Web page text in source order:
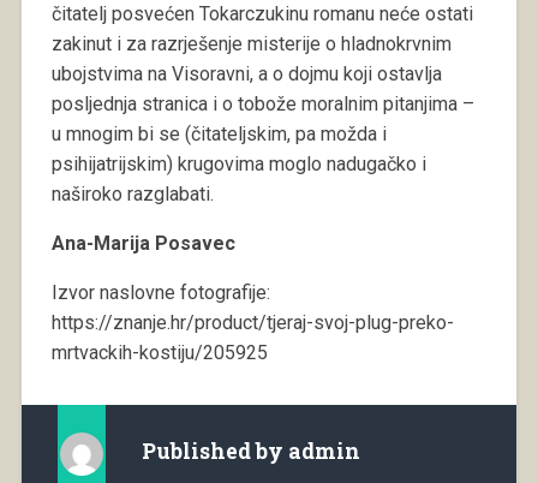
čitatelj posvećen Tokarczukinu romanu neće ostati
zakinut i za razrješenje misterije o hladnokrvnim
ubojstvima na Visoravni, a o dojmu koji ostavlja
posljednja stranica i o tobože moralnim pitanjima –
u mnogim bi se (čitateljskim, pa možda i
psihijatrijskim) krugovima moglo nadugačko i
naširoko razglabati.
Ana-Marija Posavec
Izvor naslovne fotografije:
https://znanje.hr/product/tjeraj-svoj-plug-preko-
mrtvackih-kostiju/205925
Published by admin